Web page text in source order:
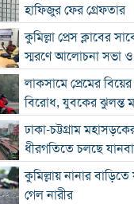
হাফিজুর ফের গ্রেফতার
কুমিল্লা প্রেস ক্লাবের
স্মরণে আলোচনা সভা ও
লাকসামে প্রেমের
বিরোধ, যুবকের ঝুলন্ত
ঢাকা-চট্টগ্রাম
ধীরগতিতে চলছে
কুমিল্লায় নানার
গেল নারীর